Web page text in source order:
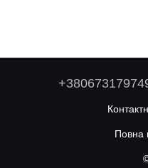
Повна